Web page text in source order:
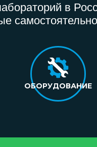
в
ОБОРУДОВАНИЕ